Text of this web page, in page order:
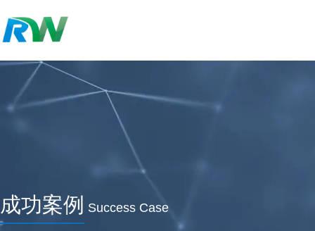
成功案例 Success Case